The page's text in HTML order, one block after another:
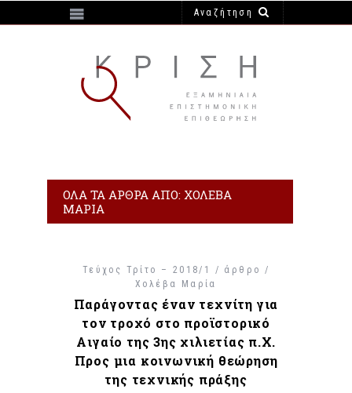
https://e-krisi.gr/wp-content/themes/krisi
ΌΛΑ ΤΑ ΆΡΘΡΑ ΑΠΌ: ΧΟΛΈΒΑ
ΜΑΡΊΑ
Τεύχος Τρίτο – 2018/1 / άρθρο /
Χολέβα Μαρία
Παράγοντας έναν τεχνίτη για
τον τροχό στο προϊστορικό
Αιγαίο της 3ης χιλιετίας π.Χ.
Προς μια κοινωνική θεώρηση
της τεχνικής πράξης